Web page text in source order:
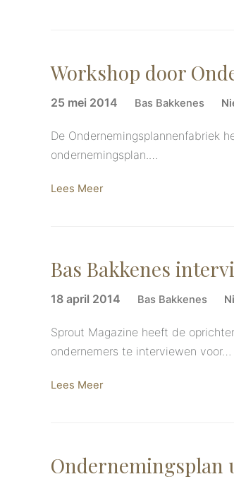
Workshop door
25 mei 2014 Bas Bakkenes
De Ondernemingsplannenfabriek
ondernemingsplan.…
Lees Meer
Bas Bakkenes
18 april 2014 Bas Bakkenes
Sprout Magazine heeft de
ondernemers te interviewen voor…
Lees Meer
Ondernemingsplan